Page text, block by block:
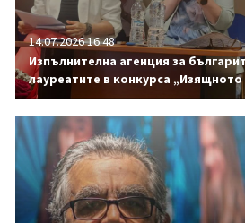
14.07.2026 16:48
Изпълнителна агенция за
лауреатите в конкурса „Изящното